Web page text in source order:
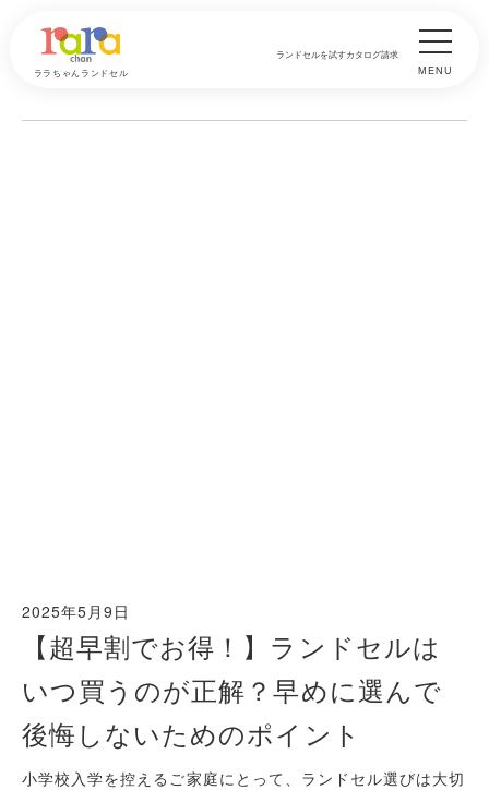
ララちゃんランドセル
ランドセルを試すカタログ請求
MENU
2025年5月9日
【超早割でお得！】ランドセルは
いつ買うのが正解？早めに選んで
後悔しないためのポイント
小学校入学を控えるご家庭にとって、ランドセル選びは大切